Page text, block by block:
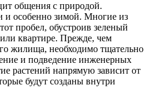
общения с природой.
и особенно зимой. Многие из
пробел, обустроив зеленый
квартире. Прежде, чем
жилища, необходимо тщательно
и подведение инженерных
растений напрямую зависит от
будут созданы внутри